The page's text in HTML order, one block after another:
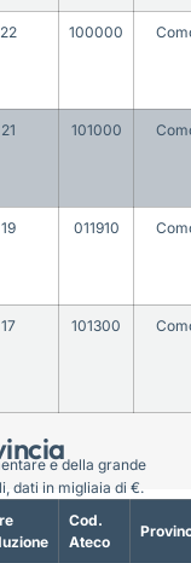
22 100000
21 101000
19 011910
17 101300
Cod.
Ateco
e della grande
dati in migliaia di €.